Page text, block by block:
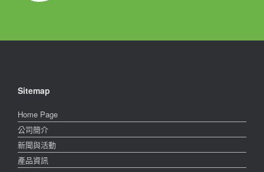
Sitemap
Home Page
公司簡介
新聞與活動
產品資訊